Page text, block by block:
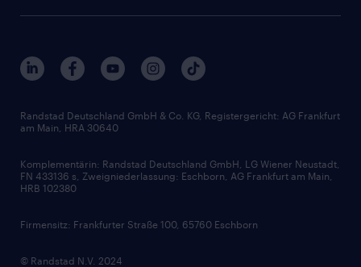
Branchen
Interne Karriere
FAQ - Bewerber / Kunden
Zertifikate und Auszeichnungen
Berufsprofile
Gehaltsthemen
Bewerbungsratgeber
Soft Skills
Skills
Randstad Deutschland GmbH & Co. KG, Registergericht: AG Frankfurt
am Main, HRA 30640
Komplementärin: Randstad Deutschland GmbH, LG Wiener Neustadt,
FN 433136 s, Zweigniederlassung: Eschborn, AG Frankfurt am Main,
HRB 102380
Firmensitz: Frankfurter Straße 100, 65760 Eschborn
© Randstad N.V. 2024